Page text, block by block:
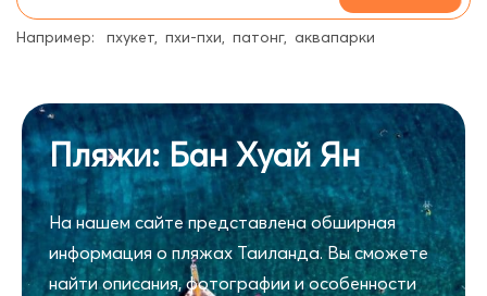
Например: пхукет пхи-пхи патонг аквапарки
Пляжи: Бан Хуай Ян
На нашем сайте представлена обширная
информация о пляжах Таиланда. Вы сможете
найти описания, фотографии и особенности